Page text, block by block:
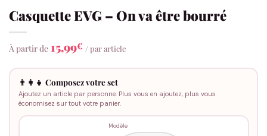
Casquette EVG – On va être bourré
À partir de 15,99€ / par article
👨‍👩‍👧 Composez votre set
Ajoutez un article par personne. Plus vous en ajoutez, plus vous
économisez sur tout votre panier.
Modèle